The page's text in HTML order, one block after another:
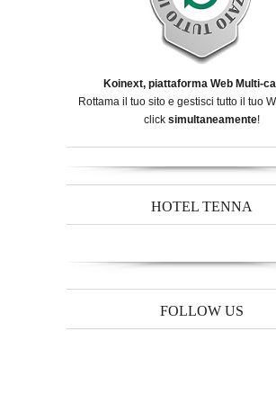
Koinext, piattaforma Web Multi-
Rottama il tuo sito e gestisci tutto il tuo
click simultaneamente!
HOTEL TENNA
FOLLOW US